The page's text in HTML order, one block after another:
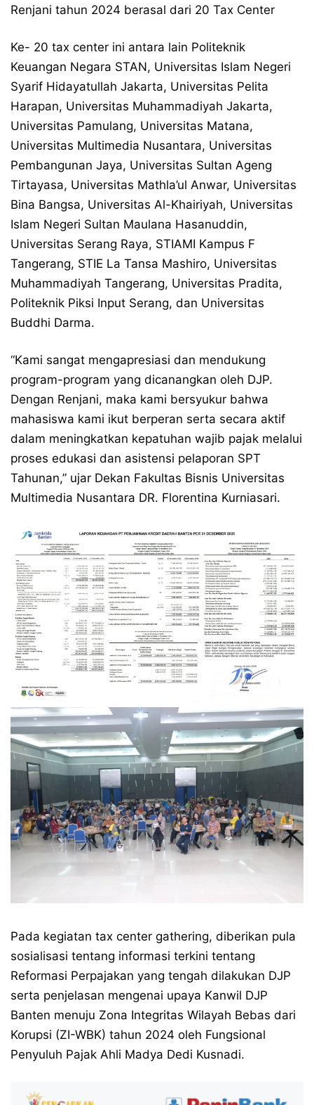
Renjani tahun 2024 berasal dari 20 Tax Center
Ke- 20 tax center ini antara lain Politeknik
Keuangan Negara STAN, Universitas Islam Negeri
Syarif Hidayatullah Jakarta, Universitas Pelita
Harapan, Universitas Muhammadiyah Jakarta,
Universitas Pamulang, Universitas Matana,
Universitas Multimedia Nusantara, Universitas
Pembangunan Jaya, Universitas Sultan Ageng
Tirtayasa, Universitas Mathla’ul Anwar, Universitas
Bina Bangsa, Universitas Al-Khairiyah, Universitas
Islam Negeri Sultan Maulana Hasanuddin,
Universitas Serang Raya, STIAMI Kampus F
Tangerang, STIE La Tansa Mashiro, Universitas
Muhammadiyah Tangerang, Universitas Pradita,
Politeknik Piksi Input Serang, dan Universitas
Buddhi Darma.
“Kami sangat mengapresiasi dan mendukung
program-program yang dicanangkan oleh DJP.
Dengan Renjani, maka kami bersyukur bahwa
mahasiswa kami ikut berperan serta secara aktif
dalam meningkatkan kepatuhan wajib pajak melalui
proses edukasi dan asistensi pelaporan SPT
Tahunan,” ujar Dekan Fakultas Bisnis Universitas
Multimedia Nusantara DR. Florentina Kurniasari.
Pada kegiatan tax center gathering, diberikan pula
sosialisasi tentang informasi terkini tentang
Reformasi Perpajakan yang tengah dilakukan DJP
serta penjelasan mengenai upaya Kanwil DJP
Banten menuju Zona Integritas Wilayah Bebas dari
Korupsi (ZI-WBK) tahun 2024 oleh Fungsional
Penyuluh Pajak Ahli Madya Dedi Kusnadi.